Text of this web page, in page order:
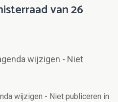
van 26
wijzigen - Niet
wijzigen - Niet publiceren in